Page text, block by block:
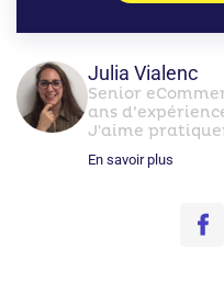
Julia Vialenc
Senior
ans
J'aime
En savoir plus